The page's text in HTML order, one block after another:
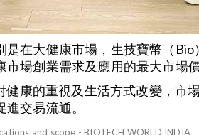
在大健康市場，生技寶幣（
場創業需求及應用的最大市場
健康的重視及生活方式改變，市
交易流通。